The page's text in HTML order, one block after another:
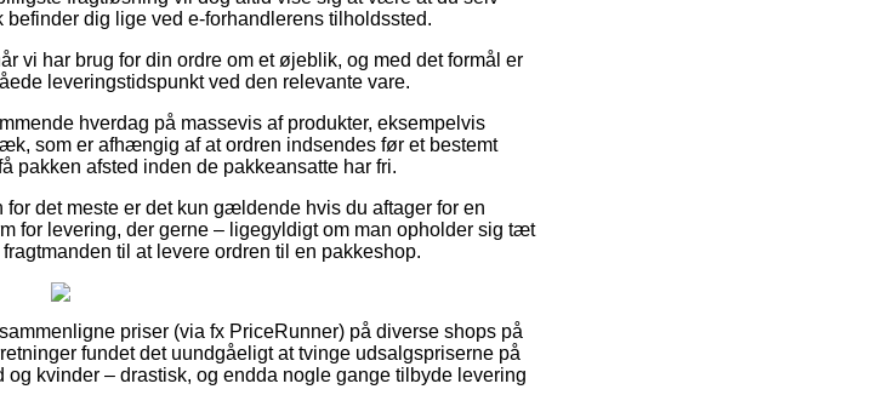
dig lige ved e-forhandlerens tilholdssted.
vi har brug for din ordre om et øjeblik, og med det formål er
leveringstidspunkt ved den relevante vare.
hverdag på massevis af produkter, eksempelvis
som er afhængig af at ordren indsendes før et bestemt
pakken afsted inden de pakkeansatte har fri.
det meste er det kun gældende hvis du aftager for en
for levering, der gerne – ligegyldigt om man opholder sig tæt
til at levere ordren til en pakkeshop.
priser (via fx PriceRunner) på diverse shops på
fundet det uundgåeligt at tvinge udsalgspriserne på
kvinder – drastisk, og endda nogle gange tilbyde levering